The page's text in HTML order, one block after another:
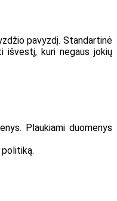
pavyzdį. Standartinė
išvestį, kuri negaus jokių
Plaukiami duomenys